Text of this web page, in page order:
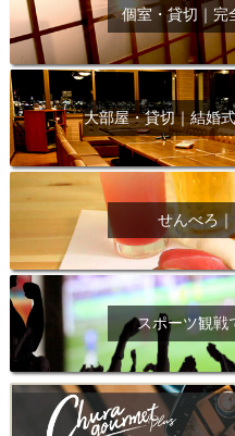
個室・貸切｜完
大部屋・貸切｜結婚
せんべろ
スポーツ観戦